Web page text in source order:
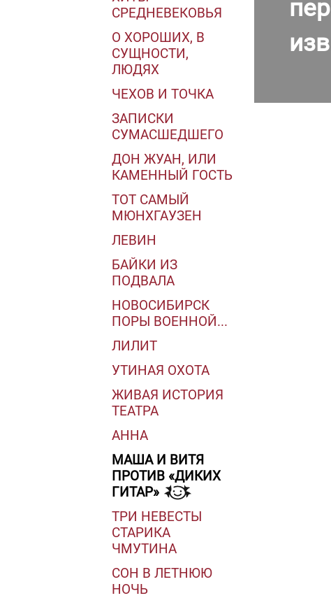
СРЕДНЕВЕКОВЬЯ
О ХОРОШИХ, В
СУЩНОСТИ,
ЛЮДЯХ
ЧЕХОВ И ТОЧКА
ЗАПИСКИ
СУМАСШЕДШЕГО
ДОН ЖУАН, ИЛИ
КАМЕННЫЙ ГОСТЬ
ТОТ САМЫЙ
МЮНХГАУЗЕН
ЛЕВИН
БАЙКИ ИЗ
ПОДВАЛА
НОВОСИБИРСК
ПОРЫ ВОЕННОЙ...
ЛИЛИТ
УТИНАЯ ОХОТА
ЖИВАЯ ИСТОРИЯ
ТЕАТРА
АННА
МАША И ВИТЯ
ПРОТИВ «ДИКИХ
ГИТАР»
ТРИ НЕВЕСТЫ
СТАРИКА
ЧМУТИНА
СОН В ЛЕТНЮЮ
НОЧЬ